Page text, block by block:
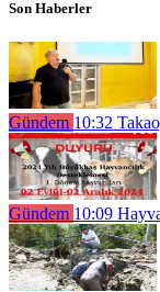
Son Haberler
Gündem 10:32
Gündem 10:09